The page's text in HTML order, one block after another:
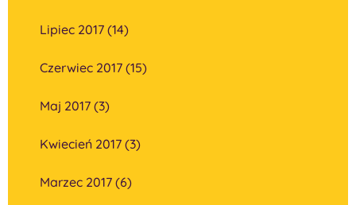
Lipiec 2017 (14)
Czerwiec 2017 (15)
Maj 2017 (3)
Kwiecień 2017 (3)
Marzec 2017 (6)